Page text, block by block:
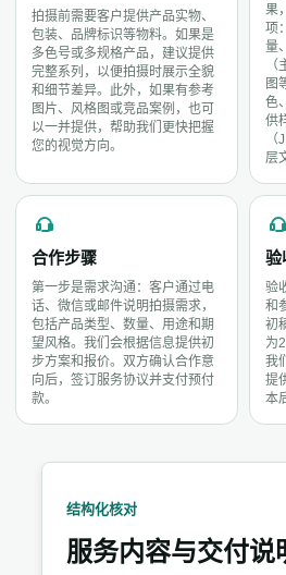
拍摄前需要客户提供产品实物、
包装、品牌标识等物料。如果是
多色号或多规格产品，建议提供
完整系列，以便拍摄时展示全貌
和细节差异。此外，如果有参考
图片、风格图或竞品案例，也可
以一并提供，帮助我们更快把握
您的视觉方向。
果
项
量
图
色
供
层
合作步骤
第一步是需求沟通：客户通过电
话、微信或邮件说明拍摄需求，
包括产品类型、数量、用途和期
望风格。我们会根据信息提供初
步方案和报价。双方确认合作意
向后，签订服务协议并支付预付
款。
验
验
和
初
为
我
提
本
结构化核对
服务内容与交付说